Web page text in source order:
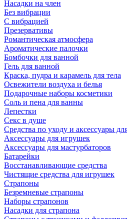
Насадки на член
Без вибрации
С вибрацией
Презервативы
Романтическая атмосфера
Ароматические палочки
Бомбочки для ванной
Гель для ванной
Краска, пудра и карамель для тела
Освежители воздуха и белья
Подарочные наборы косметики
Соль и пена для ванны
Лепестки
Секс в душе
Средства по уходу и аксессуары
Аксессуары для игрушек
Аксессуары для мастурбаторов
Батарейки
Восстанавливающие средства
Чистящие средства для игрушек
Страпоны
Безремневые страпоны
Наборы страпонов
Насадки для страпона